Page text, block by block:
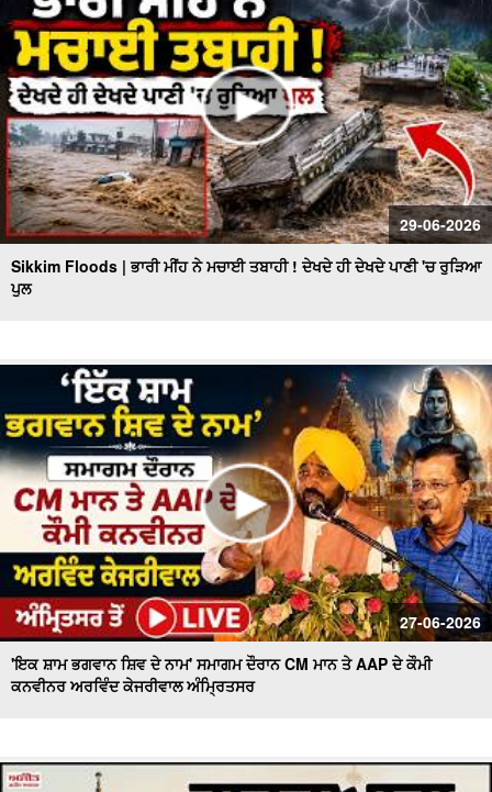
29-06-2026
Sikkim Floods | ਭਾਰੀ ਮੀਂਹ ਨੇ ਮਚਾਈ ਤਬਾਹੀ ! ਦੇਖਦੇ ਹੀ ਦੇਖਦੇ ਪਾਣੀ 'ਚ ਰੁੜਿਆ
ਪੁਲ
27-06-2026
'ਇਕ ਸ਼ਾਮ ਭਗਵਾਨ ਸ਼ਿਵ ਦੇ ਨਾਮ' ਸਮਾਗਮ ਦੌਰਾਨ CM ਮਾਨ ਤੇ AAP ਦੇ ਕੌਮੀ
ਕਨਵੀਨਰ ਅਰਵਿੰਦ ਕੇਜਰੀਵਾਲ ਅੰਮ੍ਰਿਤਸਰ